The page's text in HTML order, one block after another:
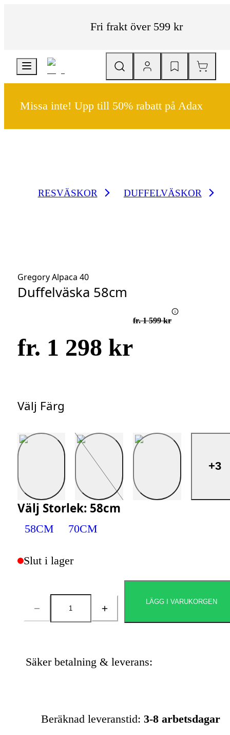
Fri frakt över 599 kr
Missa inte! Upp till 50% rabatt på Adax
RESVÄSKOR DUFFELVÄSKOR
Gregory Alpaca 40
Duffelväska 58cm
fr. 1 298 kr
fr. 1 599 kr
Välj Färg
Välj Färg
+3
Välj Storlek: 58cm
58CM 70CM
Slut i lager
Antal
LÄGG I VARUKORGEN
Säker betalning & leverans:
Beräknad leveranstid: 3-8 arbetsdagar